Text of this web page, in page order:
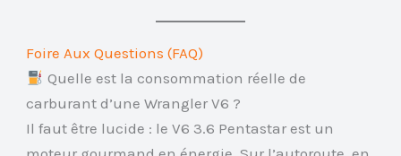
Foire Aux Questions (FAQ)
Quelle est la consommation réelle de
carburant d’une Wrangler V6 ?
Il faut être lucide : le V6 3.6 Pentastar est un